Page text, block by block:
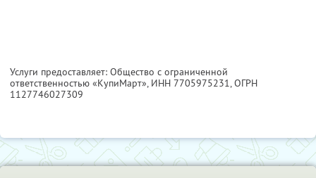
Услуги предоставляет: Общество с ограниченной
ответственностью «КупиМарт», ИНН 7705975231 , ОГРН
1127746027309